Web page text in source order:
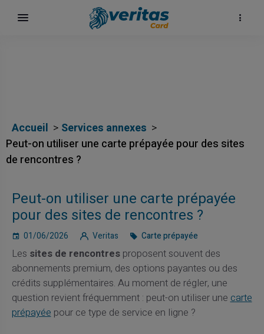
Accueil
Services annexes
Peut-on utiliser une carte prépayée pour des sites
de rencontres ?
Peut-on utiliser une carte prépayée
pour des sites de rencontres ?
01/06/2026 Veritas Carte prépayée
Les sites de rencontresproposent souvent des
abonnements premium, des options payantes ou des
crédits supplémentaires. Au moment de régler, une
question revient fréquemment : peut-on utiliser unecarte
prépayéepour ce type de service en ligne ?